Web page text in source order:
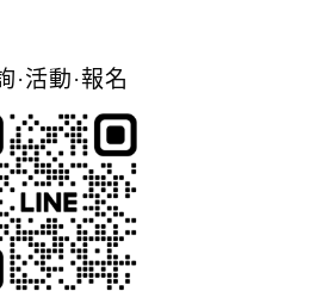
·活動·報名